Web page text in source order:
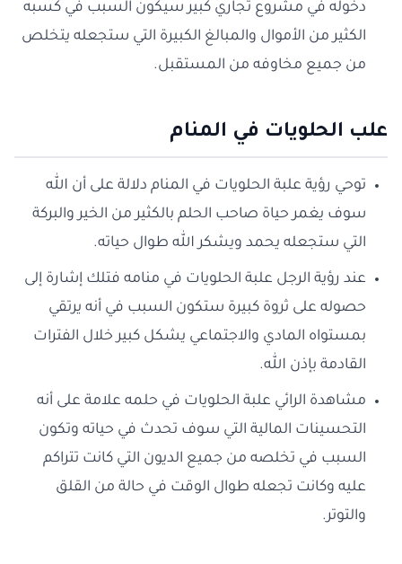
دخوله في مشروع تجاري كبير سيكون السبب في كسبه
الكثير من الأموال والمبالغ الكبيرة التي ستجعله يتخلص
من جميع مخاوفه من المستقبل.
علب الحلويات في المنام
توحي رؤية علبة الحلويات في المنام دلالة على أن الله
سوف يغمر حياة صاحب الحلم بالكثير من الخير والبركة
التي ستجعله يحمد ويشكر الله طوال حياته.
عند رؤية الرجل علبة الحلويات في منامه فتلك إشارة إلى
حصوله على ثروة كبيرة ستكون السبب في أنه يرتقي
بمستواه المادي والاجتماعي يشكل كبير خلال الفترات
القادمة بإذن الله.
مشاهدة الرائي علبة الحلويات في حلمه علامة على أنه
التحسينات المالية التي سوف تحدث في حياته وتكون
السبب في تخلصه من جميع الديون التي كانت تتراكم
عليه وكانت تجعله طوال الوقت في حالة من القلق
والتوتر.